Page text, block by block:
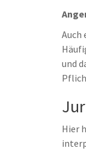
Auch
und
Hier